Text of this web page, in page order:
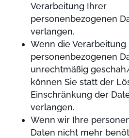
Verarbeitung Ihrer
personenbezogenen
verlangen.
Wenn die Verarbeitung
personenbezogenen
unrechtmäßig
können Sie statt der
Einschränkung der
verlangen.
Wenn wir Ihre
Daten nicht mehr